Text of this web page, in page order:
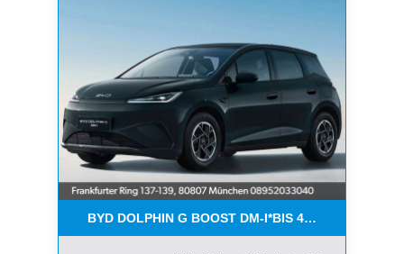
BYD DOLPHIN G BOOST DM-I*BIS 4500€